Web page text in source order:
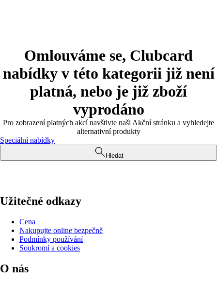
Omlouváme se, Clubcard
nabídky v této kategorii již není
platná, nebo je již zboží
vyprodáno
Pro zobrazení platných akcí navštivte naši Akční stránku a vyhledejte
alternativní produkty
Speciální nabídky
Hledat
Užitečné odkazy
Cena
Nakupujte online bezpečně
Podmínky používání
Soukromí a cookies
O nás